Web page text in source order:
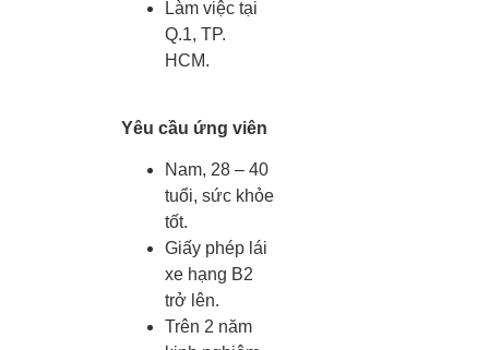
Làm việc tại
Q.1, TP.
HCM.
Yêu cầu ứng viên
Nam, 28 – 40
tuổi, sức khỏe
tốt.
Giấy phép lái
xe hạng B2
trở lên.
Trên 2 năm